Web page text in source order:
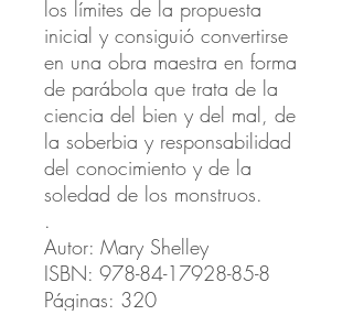
los límites de la propuesta
inicial y consiguió convertirse
en una obra maestra en forma
de parábola que trata de la
ciencia del bien y del mal, de
la soberbia y responsabilidad
del conocimiento y de la
soledad de los monstruos.
.
Autor: Mary Shelley
ISBN: 978-84-17928-85-8
Páginas: 320